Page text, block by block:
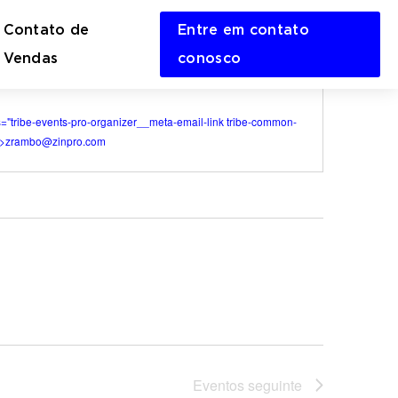
Contato de
Vendas
Entre em contato
conosco
events-pro-organizer__meta-email-link tribe-common-
zrambo@zinpro.com
Eventos seguinte